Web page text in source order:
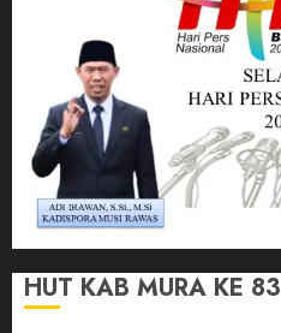
HUT KAB MURA KE 83